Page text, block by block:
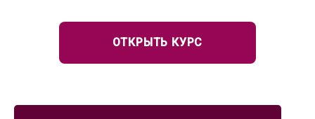
ОТКРЫТЬ КУРС